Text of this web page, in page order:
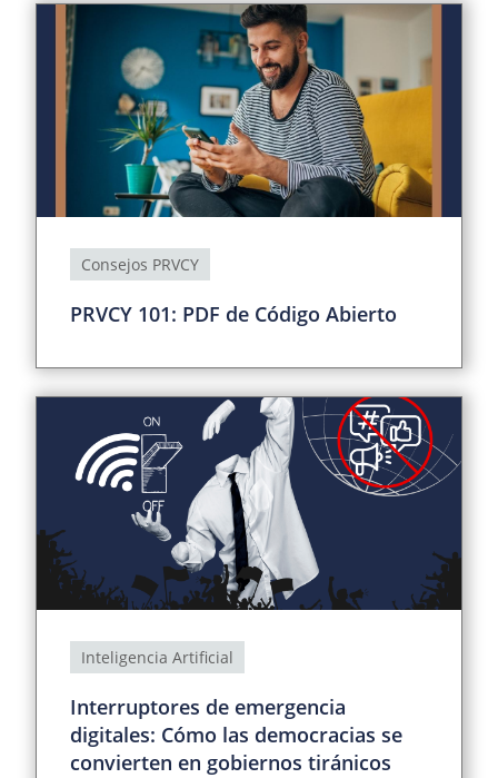
Consejos PRVCY
PRVCY 101: PDF de Código Abierto
Inteligencia Artificial
Interruptores de emergencia
digitales: Cómo las democracias se
convierten en gobiernos tiránicos